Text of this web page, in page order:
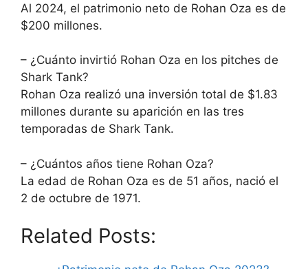
Al 2024, el patrimonio neto de Rohan Oza es de
$200 millones.
– ¿Cuánto invirtió Rohan Oza en los pitches de
Shark Tank?
Rohan Oza realizó una inversión total de $1.83
millones durante su aparición en las tres
temporadas de Shark Tank.
– ¿Cuántos años tiene Rohan Oza?
La edad de Rohan Oza es de 51 años, nació el
2 de octubre de 1971.
Related Posts: